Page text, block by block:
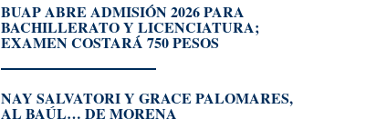
BUAP ABRE ADMISIÓN 2026 PARA
BACHILLERATO Y LICENCIATURA;
EXAMEN COSTARÁ 750 PESOS
NAY SALVATORI Y GRACE PALOMARES,
AL BAÚL… DE MORENA